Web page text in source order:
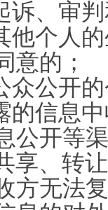
诉、审
他个人
意的；
众公开
的信息
公开等
享、转
方无法